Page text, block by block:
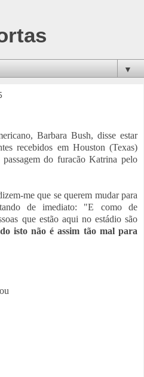
▼
Barbara Bush, disse estar
recebidos em Houston (Texas)
do furacão Katrina pelo
me que se querem mudar para
de imediato: "E como de
que estão aqui no estádio são
isto não é assim tão mal para